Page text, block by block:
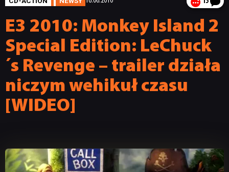
E3 2010: Monkey Island 2
Special Edition: LeChuck
´s Revenge – trailer działa
niczym wehikuł czasu
[WIDEO]